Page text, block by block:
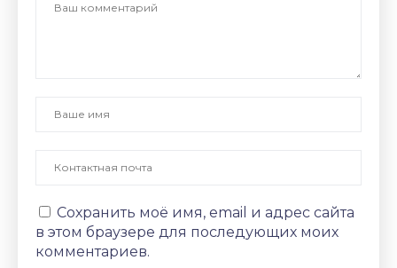
Сохранить моё имя, email и адрес сайта
в этом браузере для последующих моих
комментариев.